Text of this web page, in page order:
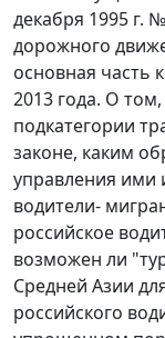
декабря 1995 г.
дорожного
основная часть
2013 года. О
подкатегории
законе, каким
управления ими
водители-
российское
возможен ли
Средней Азии
российского